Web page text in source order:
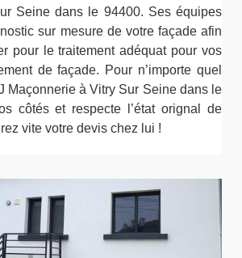
Seine dans le 94400. Ses équipes
sur mesure de votre façade afin
pour le traitement adéquat pour vos
de façade. Pour n’importe quel
Maçonnerie à Vitry Sur Seine dans le
côtés et respecte l’état orignal de
vite votre devis chez lui !